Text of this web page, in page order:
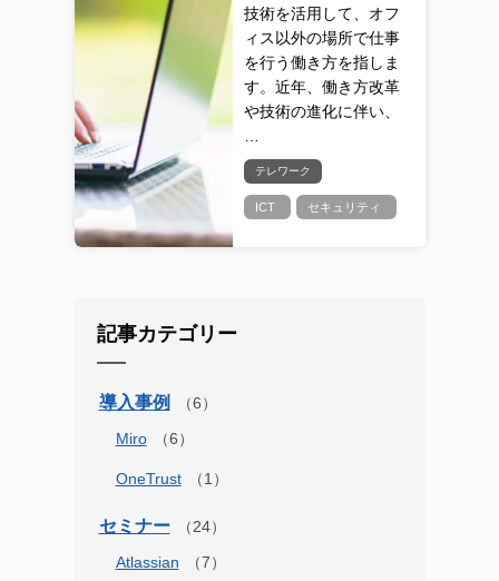
技術を活用して、オフ
ィス以外の場所で仕事
を行う働き方を指しま
す。近年、働き方改革
や技術の進化に伴い、
テレワーク
ICT セキュリティ
記事カテゴリー
導入事例
Miro
OneTrust
セミナー
Atlassian